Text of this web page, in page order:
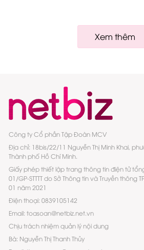
Xem thêm
Công ty Cổ phần Tập Đoàn MCV
Địa chỉ: 18bis/22/11 Nguyễn Thị Minh Khai,
Thành phố Hồ Chí Minh.
Giấy phép thiết lập trang thông tin điện tử
01/GP-STTTT do Sở Thông tin và Truyền thông
01 năm 2021
Điện thoại: 0839105142
Email: toasoan@netbiz.net.vn
Chịu trách nhiệm quản lý nội dung
Bà: Nguyễn Thị Thanh Thủy